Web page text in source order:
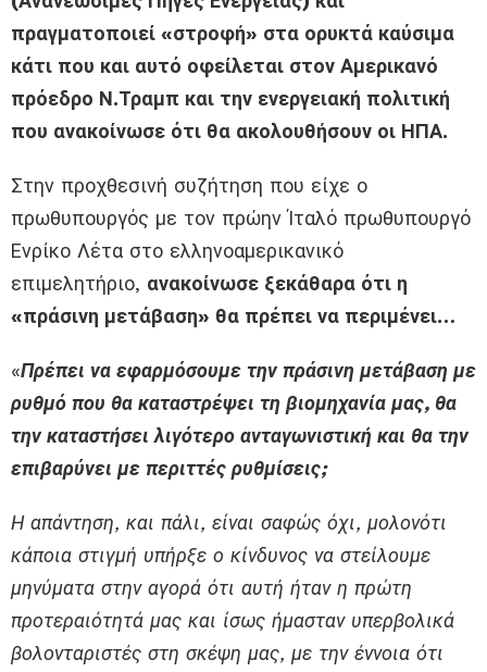
πραγματοποιεί «στροφή» στα ορυκτά καύσιμα
κάτι που και αυτό οφείλεται στον Αμερικανό
πρόεδρο Ν.Τραμπ και την ενεργειακή πολιτική
που ανακοίνωσε ότι θα ακολουθήσουν οι ΗΠΑ.
Στην προχθεσινή συζήτηση που είχε ο
πρωθυπουργός με τον πρώην Ίταλό πρωθυπουργό
Ενρίκο Λέτα στο ελληνοαμερικανικό
επιμελητήριο, ανακοίνωσε ξεκάθαρα ότι η
«πράσινη μετάβαση» θα πρέπει να περιμένει…
«Πρέπει να εφαρμόσουμε την πράσινη μετάβαση με
ρυθμό που θα καταστρέψει τη βιομηχανία μας, θα
την καταστήσει λιγότερο ανταγωνιστική και θα την
επιβαρύνει με περιττές ρυθμίσεις;
Η απάντηση, και πάλι, είναι σαφώς όχι, μολονότι
κάποια στιγμή υπήρξε ο κίνδυνος να στείλουμε
μηνύματα στην αγορά ότι αυτή ήταν η πρώτη
προτεραιότητά μας και ίσως ήμασταν υπερβολικά
βολονταριστές στη σκέψη μας, με την έννοια ότι